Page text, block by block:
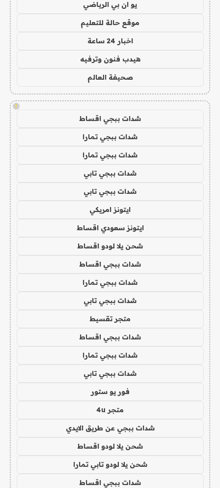
يو ان بي الرياضي
موقع حالة للتعليم
اخبار 24 ساعة
هيدب فنون وترفيه
صحيفة العالم
!
شدات ببجي اقساط
شدات ببجي تمارا
شدات ببجي تمارا
شدات ببجي تابي
شدات ببجي تابي
ايتونز امريكي
ايتونز سعودي اقساط
شحن يلا لودو اقساط
شدات ببجي اقساط
شدات ببجي تمارا
شدات ببجي تابي
متجر تقسيط
شدات ببجي اقساط
شدات ببجي تمارا
شدات ببجي تابي
فور يو ستور
متجر 4u
شدات ببجي عن طريق الايدي
شحن يلا لودو اقساط
شحن يلا لودو تابي تمارا
شدات ببجي اقساط